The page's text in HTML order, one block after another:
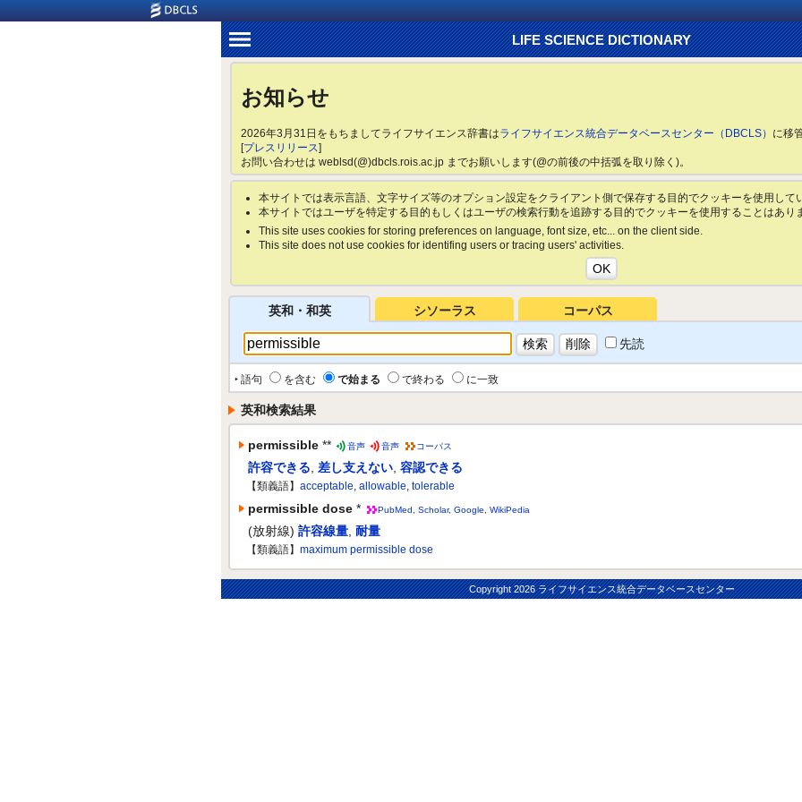
LIFE SCIENCE DICTIONARY
お知らせ
2026年3月31日をもちましてライフサイエンス辞書はライフサイエンス統合データベースセンター（DBCLS） に移
[プレスリリース]
お問い合わせは weblsd(@)dbcls.rois.ac.jp までお願いします(@の前後の中括弧を取り除く)。
本サイトでは表示言語、文字サイズ等のオプション設定をクライアント側で保存する目的でクッキーを使用して
本サイトではユーザを特定する目的もしくはユーザの検索行動を追跡する目的でクッキーを使用することはあり
This site uses cookies for storing preferences on language, font size, etc... on the client side.
This site does not use cookies for identifing users or tracing users' activities.
英和・和英 シソーラス コーパス
先読
‣ 語句 を含む で始まる で終わる
に一致
英和検索結果
permissible ** 音声 音声 コーパス
許容できる 差し支えない 容認できる
【類義語】 acceptable, allowable, tolerable
permissible dose * PubMed Scholar, Google WikiPedia
(放射線) 許容線量 耐量
【類義語】 maximum permissible dose
Copyright2026 ライフサイエンス統合データベースセンター